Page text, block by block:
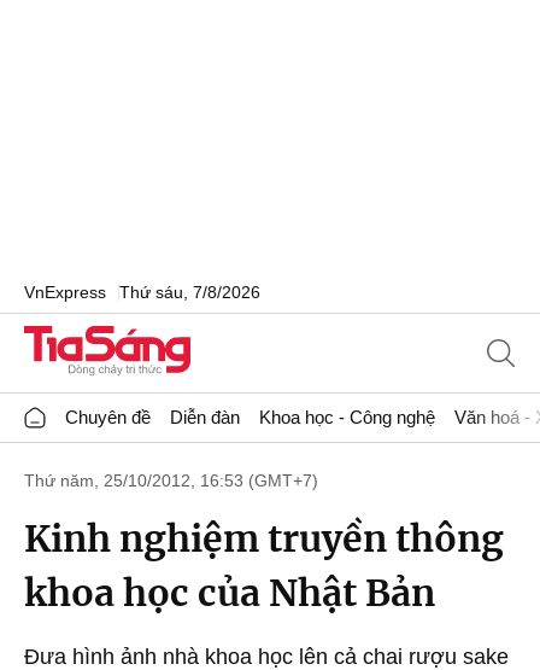
VnExpress Thứ sáu, 7/8/2026
Chuyên đề Diễn đàn Khoa học - Công nghệ Văn hoá -
Thứ năm, 25/10/2012, 16:53 (GMT+7)
Kinh nghiệm truyền thông
khoa học của Nhật Bản
Đưa hình ảnh nhà khoa học lên cả chai rượu sake